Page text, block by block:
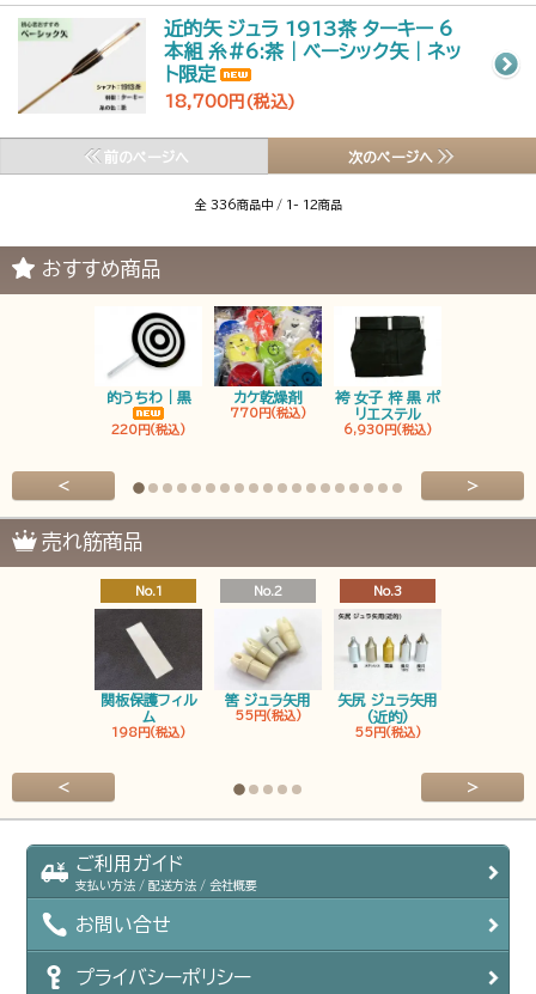
近的矢 ジュラ 1913茶 ターキー 6
本組 糸#6:茶｜ベーシック矢｜ネッ
ト限定
18,700円(税込)
前のページへ 次のページへ
全 336商品中 / 1- 12商品
おすすめ商品
的うちわ｜黒
220円(税込)
カケ乾燥剤
770円(税込)
袴 女子 梓 黒 ポ
リエステル
6,930円(税込)
< >
売れ筋商品
No.1
関板保護フィル
ム
198円(税込)
No.2
筈 ジュラ矢用
55円(税込)
No.3
矢尻 ジュラ矢用
(近的)
55円(税込)
< >
ご利用ガイド
支払い方法 / 配送方法 / 会社概要
お問い合せ
プライバシーポリシー